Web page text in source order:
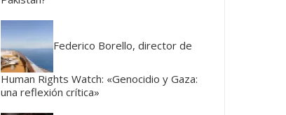
Federico Borello, director de
Human Rights Watch: «Genocidio y Gaza:
una reflexión crítica»